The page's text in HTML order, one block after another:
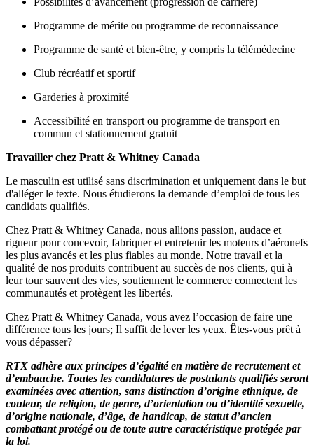
Programme de mérite ou programme de reconnaissance
Programme de santé et bien-être, y compris la télémédecine
Club récréatif et sportif
Garderies à proximité
Accessibilité en transport ou programme de transport en
commun et stationnement gratuit
Travailler chez Pratt & Whitney Canada
Le masculin est utilisé sans discrimination et uniquement dans le but
d'alléger le texte. Nous étudierons la demande d’emploi de tous les
candidats qualifiés.
Chez Pratt & Whitney Canada, nous allions passion, audace et
rigueur pour concevoir, fabriquer et entretenir les moteurs d’aéronefs
les plus avancés et les plus fiables au monde. Notre travail et la
qualité de nos produits contribuent au succès de nos clients, qui à
leur tour sauvent des vies, soutiennent le commerce connectent les
communautés et protègent les libertés.
Chez Pratt & Whitney Canada, vous avez l’occasion de faire une
différence tous les jours; Il suffit de lever les yeux. Êtes-vous prêt à
vous dépasser?
RTX adhère aux principes d’égalité en matière de recrutement et
d’embauche. Toutes les candidatures de postulants qualifiés seront
examinées avec attention, sans distinction d’origine ethnique, de
couleur, de religion, de genre, d’orientation ou d’identité sexuelle,
d’origine nationale, d’âge, de handicap, de statut d’ancien
combattant protégé ou de toute autre caractéristique protégée par
la loi.